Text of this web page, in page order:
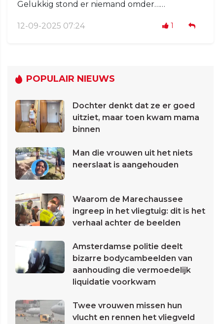
Gelukkig stond er niemand omder……
12-09-2025 07:24 1
POPULAIR NIEUWS
Dochter denkt dat ze er goed
uitziet, maar toen kwam mama
binnen
Man die vrouwen uit het niets
neerslaat is aangehouden
Waarom de Marechaussee
ingreep in het vliegtuig: dit is het
verhaal achter de beelden
Amsterdamse politie deelt
bizarre bodycambeelden van
aanhouding die vermoedelijk
liquidatie voorkwam
Twee vrouwen missen hun
vlucht en rennen het vliegveld